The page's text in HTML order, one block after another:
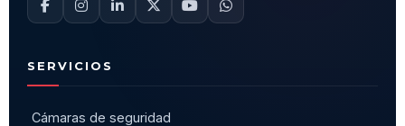
SERVICIOS
Cámaras de seguridad